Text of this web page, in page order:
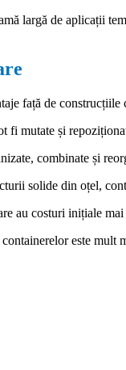
largă de aplicații
față de construcțiile
fi mutate și
combinate și
solide din oțel,
au costuri inițiale
este mult